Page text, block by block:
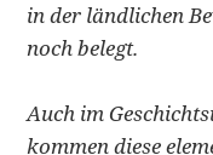
in der ländlichen
noch belegt.
Auch im
kommen diese